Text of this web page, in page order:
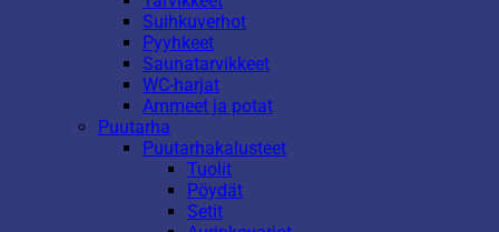
Suihkuverhot
Pyyhkeet
Saunatarvikkeet
WC-harjat
Ammeet ja potat
Puutarha
Puutarhakalusteet
Tuolit
Pöydät
Setit